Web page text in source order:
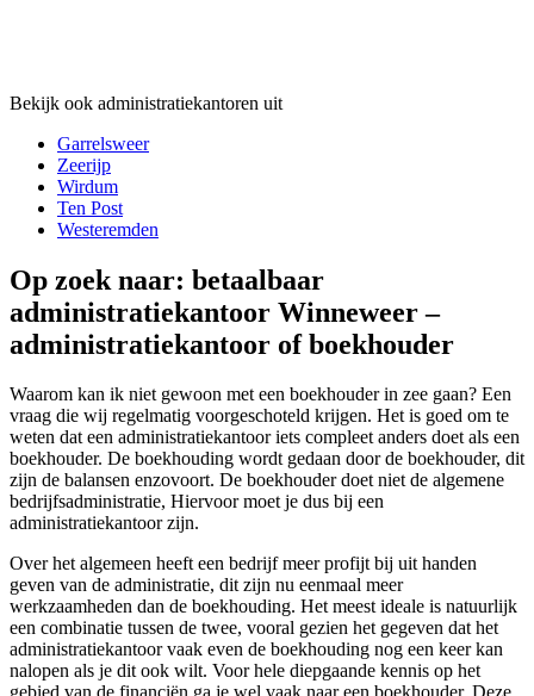
Bekijk ook administratiekantoren uit
Garrelsweer
Zeerijp
Wirdum
Ten Post
Westeremden
Op zoek naar: betaalbaar
administratiekantoor Winneweer –
administratiekantoor of boekhouder
Waarom kan ik niet gewoon met een boekhouder in zee gaan? Een
vraag die wij regelmatig voorgeschoteld krijgen. Het is goed om te
weten dat een administratiekantoor iets compleet anders doet als een
boekhouder. De boekhouding wordt gedaan door de boekhouder, dit
zijn de balansen enzovoort. De boekhouder doet niet de algemene
bedrijfsadministratie, Hiervoor moet je dus bij een
administratiekantoor zijn.
Over het algemeen heeft een bedrijf meer profijt bij uit handen
geven van de administratie, dit zijn nu eenmaal meer
werkzaamheden dan de boekhouding. Het meest ideale is natuurlijk
een combinatie tussen de twee, vooral gezien het gegeven dat het
administratiekantoor vaak even de boekhouding nog een keer kan
nalopen als je dit ook wilt. Voor hele diepgaande kennis op het